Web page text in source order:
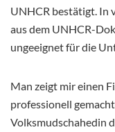
UNHCR bestätigt. In
aus dem UNHCR-
ungeeignet für die
Man zeigt mir einen
professionell
Volksmudschahedin